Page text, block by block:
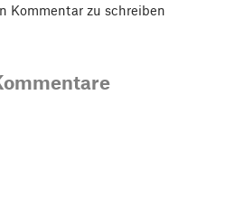
Kommentar zu schreiben